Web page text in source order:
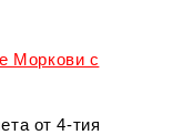
Моркови с
от 4-тия